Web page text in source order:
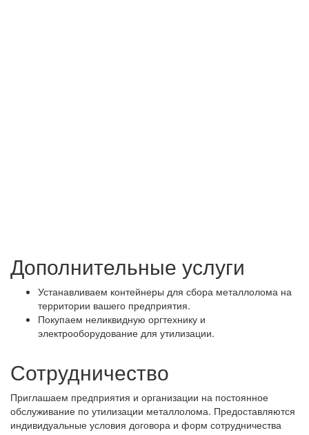
Дополнительные услуги
Устанавливаем контейнеры для сбора металлолома на
территории вашего предприятия.
Покупаем неликвидную оргтехнику и
электрооборудование для утилизации.
Сотрудничество
Приглашаем предприятия и организации на постоянное
обслуживание по утилизации металлолома. Предоставляются
индивидуальные условия договора и форм сотрудничества